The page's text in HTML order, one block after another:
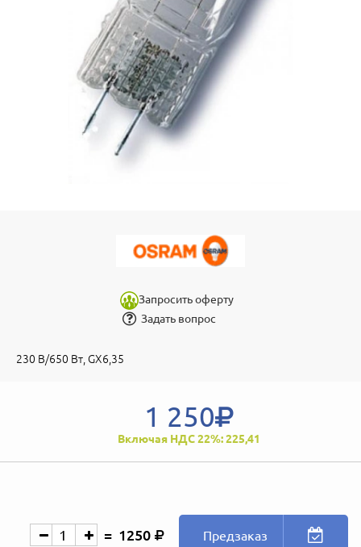
Запросить оферту
Задать вопрос
230 В/650 Вт, GХ6,35
1 250
Включая НДС 22%: 225,41
1250 Предзаказ